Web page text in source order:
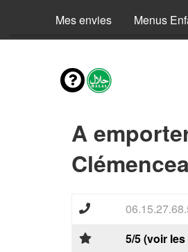
Mes envies Menus
A
5/5 (voir